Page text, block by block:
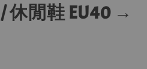
休閒鞋 EU40 →